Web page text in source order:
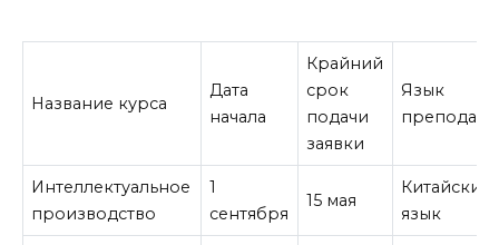
Название курса
Дата
начала
Крайний
срок
подачи
заявки
Язык
Интеллектуальное
производство
1
сентября
15 мая
Китайский
язык